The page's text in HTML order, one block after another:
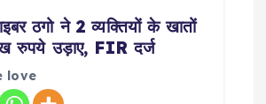
ठगो ने 2 व्यक्तियों के खातों
रुपये उड़ाए, FIR दर्ज
love